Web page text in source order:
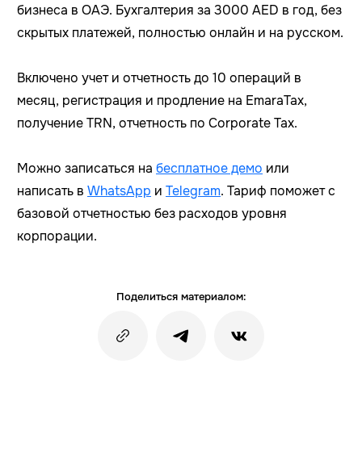
бизнеса в ОАЭ. Бухгалтерия за 3000 AED в год, без
скрытых платежей, полностью онлайн и на русском.
Включено учет и отчетность до 10 операций в
месяц, регистрация и продление на EmaraTax,
получение TRN, отчетность по Corporate Tax.
Можно записаться на бесплатное демо или
написать в WhatsApp и Telegram. Тариф поможет с
базовой отчетностью без расходов уровня
корпорации.
Поделиться материалом: